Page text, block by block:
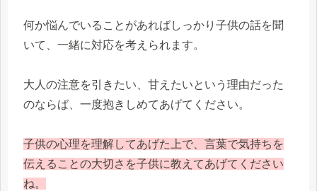
何か悩んでいることがあればしっかり子供の話を聞
いて、一緒に対応を考えられます。
大人の注意を引きたい、甘えたいという理由だった
のならば、一度抱きしめてあげてください。
子供の心理を理解してあげた上で、言葉で気持ちを
伝えることの大切さを子供に教えてあげてください
ね。